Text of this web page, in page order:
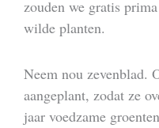
zouden we gratis
wilde planten.
Neem nou zevenblad.
aangeplant, zodat ze
jaar voedzame